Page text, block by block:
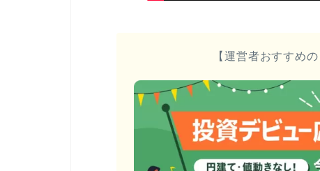
【運営者おすすめ